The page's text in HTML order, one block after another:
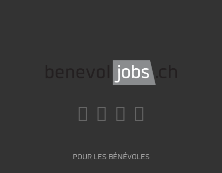
POUR LES BÉNÉVOLES